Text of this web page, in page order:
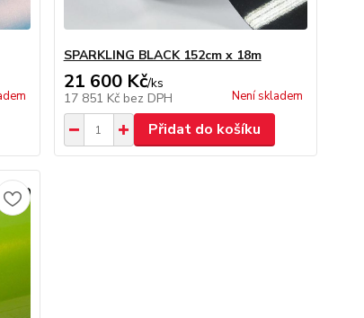
SPARKLING BLACK 152cm x 18m
21 600 Kč/ks
17 851 Kč bez DPH Není skladem
Přidat do košíku